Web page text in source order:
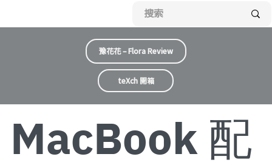
MacBook 配
teXch 開箱
豫花花 – Flora Review